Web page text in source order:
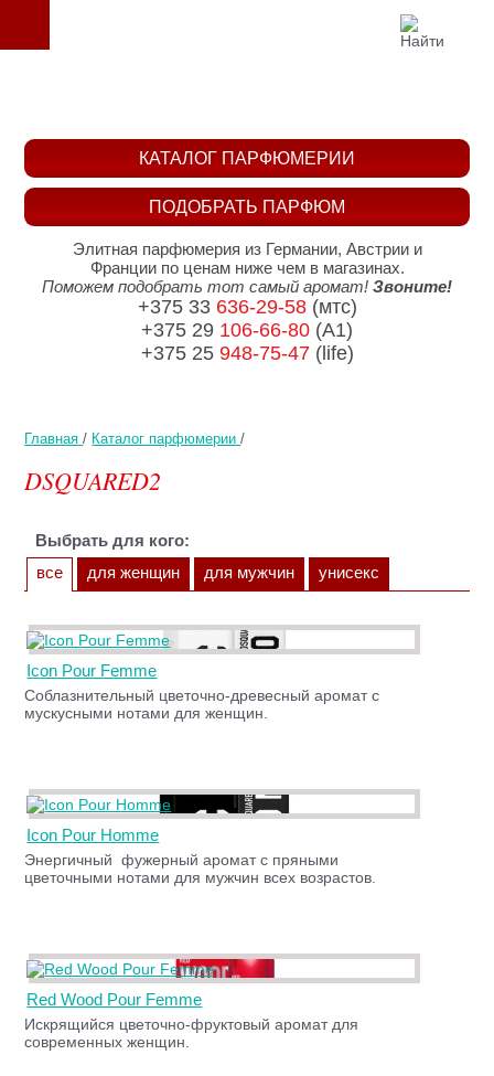
Главная / Каталог парфюмерии /
DSQUARED2
Выбрать для кого:
все
для женщин для мужчин унисекс
Icon Pour Femme
Соблазнительный цветочно-древесный аромат с
мускусными нотами для женщин.
Icon Pour Homme
Энергичный фужерный аромат с пряными
цветочными нотами для мужчин всех возрастов.
Red Wood Pour Femme
Искрящийся цветочно-фруктовый аромат для
современных женщин.
ПОДОБРАТЬ ПАРФЮМ
КАТАЛОГ ПАРФЮМЕРИИ
Элитная парфюмерия из Германии, Австрии и
Франции по ценам ниже чем в магазинах.
Поможем подобрать тот самый аромат! Звоните!
+375 33 636-29-58(мтс)
+375 29 106-66-80 (A1)
+375 25 948-75-47(life)